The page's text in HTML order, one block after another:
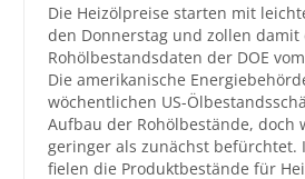
Marktinformationen
Wunschpreis Benachrichtigung
Großbestellungen
Die Heizölpreise starten mit
den Donnerstag und zollen damit
Rohölbestandsdaten der DOE
Die amerikanische
wöchentlichen US-
Aufbau der Rohölbestände, doch
geringer als zunächst befürchtet.
fielen die Produktbestände für